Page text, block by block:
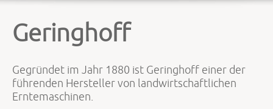
Geringhoff
Gegründet im Jahr 1880 ist Geringhoff einer der
führenden Hersteller von landwirtschaftlichen
Erntemaschinen.